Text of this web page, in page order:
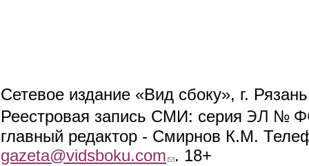
Сетевое издание «Вид сбоку», г.
Реестровая запись СМИ: серия ЭЛ №
главный редактор - Смирнов К.М.
gazeta@vidsboku.com (link sends e-mail)
. 18+